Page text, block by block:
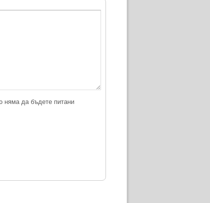
няма да бъдете питани